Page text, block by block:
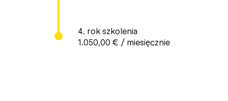
4. rok szkolenia
1.050,00 € / miesięcznie